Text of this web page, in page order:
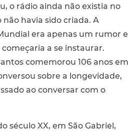
o rádio ainda não existia no
não havia sido criada. A
era apenas um rumor e
a se instaurar.
comemorou 106 anos em
sobre a longevidade,
ao conversar com o
século XX, em São Gabriel,